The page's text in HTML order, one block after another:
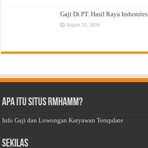
Gaji Di PT. Hasil Raya Industries
August 22, 2024
Apa Itu Situs Rmhamm?
Info Gaji dan Lowongan Karyawan Terupdate
Sekilas